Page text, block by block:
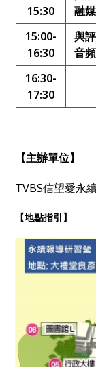
15:30
融
15:00-
16:30
與
音
16:30-
17:30
【主辦單位】
TVBS信望愛永
【地點指引】